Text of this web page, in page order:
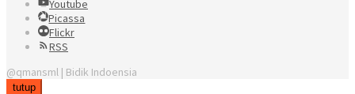
Youtube
Picassa
Flickr
RSS
@qmansml | Bidik Indoensia
tutup